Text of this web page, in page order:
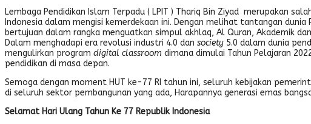
Lembaga Pendidikan Islam Terpadu ( LPIT ) Thariq Bin Ziyad merupakan
Indonesia dalam mengisi kemerdekaan ini. Dengan melihat tantangan
bertujuan dalam rangka menguatkan simpul akhlaq, Al Quran, Akademik
Dalam menghadapi era revolusi industri 4.0 dan society 5.0 dalam dunia
mengulirkan program digital classroom dimana dimulai Tahun Pelajaran
pendidikan di masa depan.
Semoga dengan moment HUT ke-77 RI tahun ini, seluruh kebijakan
di seluruh sektor pembangunan yang ada, Harapannya generasi emas
Selamat Hari Ulang Tahun Ke 77 Republik Indonesia